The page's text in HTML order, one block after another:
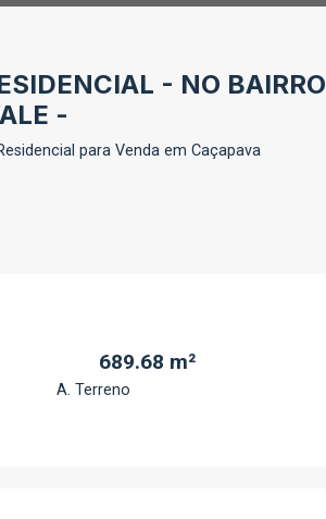
- NO BAIRRO
-
para Venda em Caçapava
689.68 m²
A. Terreno